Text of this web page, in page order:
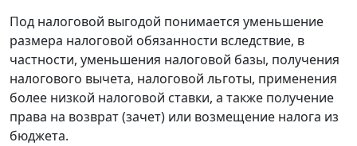
Под налоговой выгодой понимается уменьшение
размера налоговой обязанности вследствие, в
частности, уменьшения налоговой базы, получения
налогового вычета, налоговой льготы, применения
более низкой налоговой ставки, а также получение
права на возврат (зачет) или возмещение налога из
бюджета.